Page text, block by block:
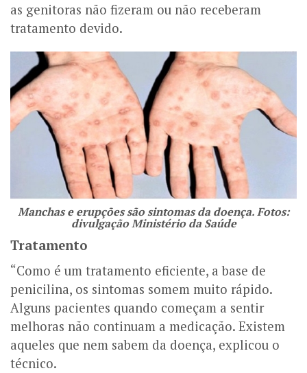
as genitoras não fizeram ou não receberam
tratamento devido.
Manchas e erupções são sintomas da doença. Fotos:
divulgação Ministério da Saúde
Tratamento
“Como é um tratamento eficiente, a base de
penicilina, os sintomas somem muito rápido.
Alguns pacientes quando começam a sentir
melhoras não continuam a medicação. Existem
aqueles que nem sabem da doença, explicou o
técnico.